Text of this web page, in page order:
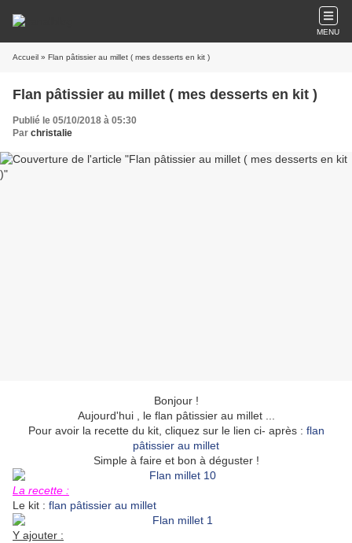
MENU
Accueil » Flan pâtissier au millet ( mes desserts en kit )
Flan pâtissier au millet ( mes desserts en kit )
Publié le 05/10/2018 à 05:30
Par christalie
Bonjour !
Aujourd'hui , le flan pâtissier au millet ...
Pour avoir la recette du kit, cliquez sur le lien ci- après : flan
pâtissier au millet
Simple à faire et bon à déguster !
La recette :
Le kit : flan pâtissier au millet
Y ajouter :